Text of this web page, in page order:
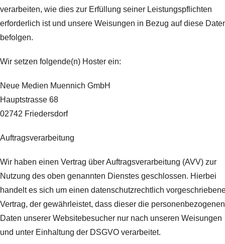
verarbeiten, wie dies zur Erfüllung seiner Leistungspflichten
erforderlich ist und unsere Weisungen in Bezug auf diese
befolgen.
Wir setzen folgende(n) Hoster ein:
Neue Medien Muennich GmbH
Hauptstrasse 68
02742 Friedersdorf
Auftragsverarbeitung
Wir haben einen Vertrag über Auftragsverarbeitung (AVV) zur
Nutzung des oben genannten Dienstes geschlossen. Hierbei
handelt es sich um einen datenschutzrechtlich
Vertrag, der gewährleistet, dass dieser die personenbezogenen
Daten unserer Websitebesucher nur nach unseren Weisungen
und unter Einhaltung der DSGVO verarbeitet.